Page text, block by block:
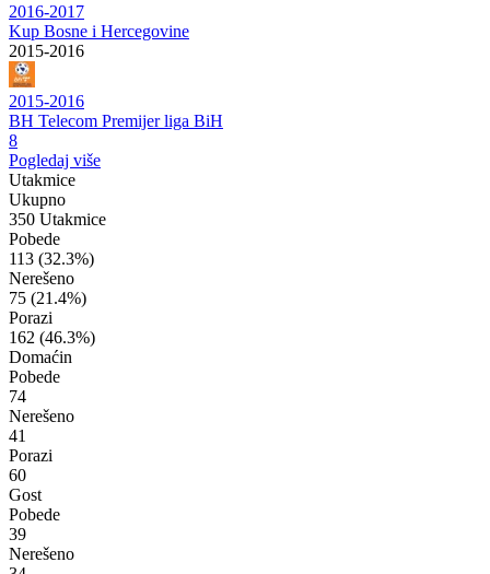
2016-2017
Kup Bosne i Hercegovine
2015-2016
2015-2016
BH Telecom Premijer liga BiH
8
Pogledaj više
Utakmice
Ukupno
350 Utakmice
Pobede
113 (32.3%)
Nerešeno
75 (21.4%)
Porazi
162 (46.3%)
Domaćin
Pobede
74
Nerešeno
41
Porazi
60
Gost
Pobede
39
Nerešeno